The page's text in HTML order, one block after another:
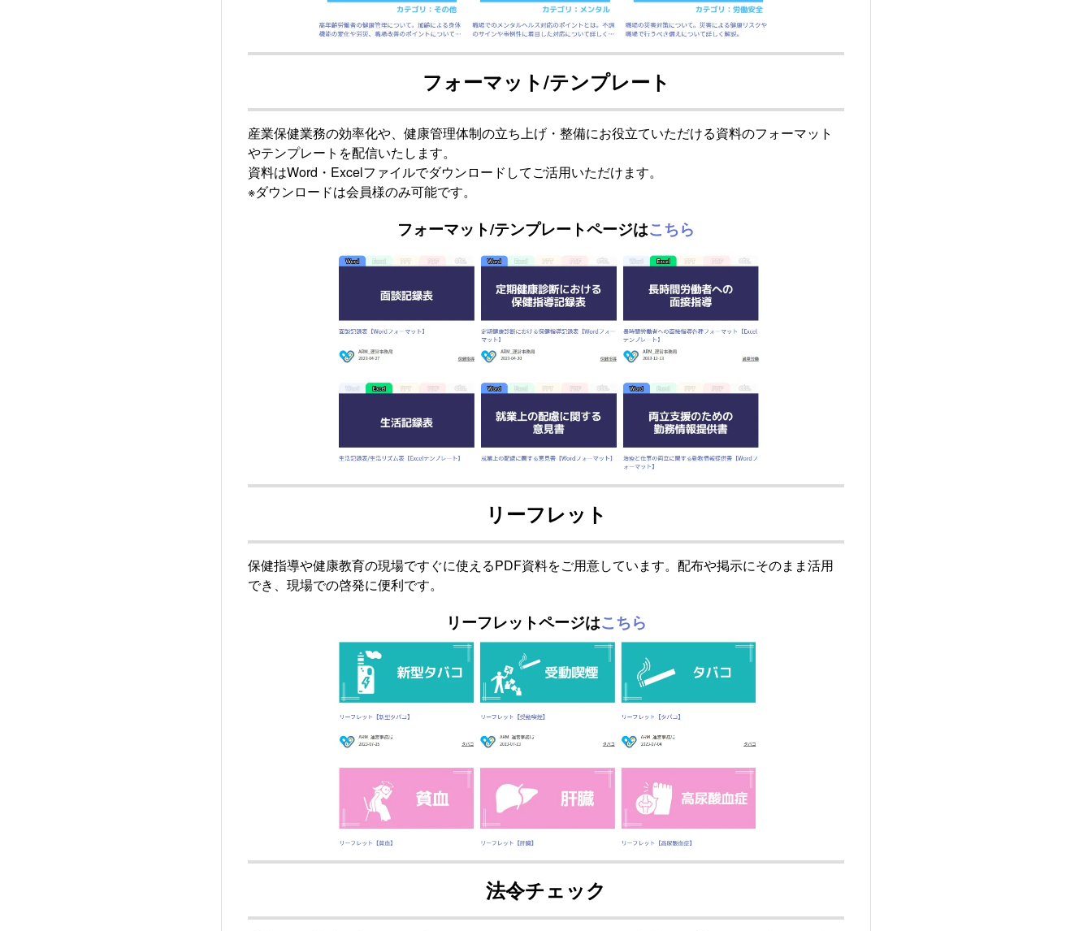
フォーマット/テンプレート
産業保健業務の効率化や、健康管理体制の立ち上げ・整備にお役立ていただける資料のフォーマット
やテンプレートを配信いたします。
資料はWord・Excelファイルでダウンロードしてご活用いただけます。
※ダウンロードは会員様のみ可能です。
フォーマット/テンプレートページはこちら
リーフレット
保健指導や健康教育の現場ですぐに使えるPDF資料をご用意しています。配布や掲示にそのまま活用
でき、現場での啓発に便利です。
リーフレットページはこちら
法令チェック